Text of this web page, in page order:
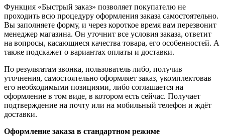
Функция «Быстрый заказ» позволяет покупателю не
проходить всю процедуру оформления заказа самостоятельно.
Вы заполняете форму, и через короткое время вам перезвонит
менеджер магазина. Он уточнит все условия заказа, ответит
на вопросы, касающиеся качества товара, его особенностей. А
также подскажет о вариантах оплаты и доставки.
По результатам звонка, пользователь либо, получив
уточнения, самостоятельно оформляет заказ, укомплектовав
его необходимыми позициями, либо соглашается на
оформление в том виде, в котором есть сейчас. Получает
подтверждение на почту или на мобильный телефон и ждёт
доставки.
Оформление заказа в стандартном режиме